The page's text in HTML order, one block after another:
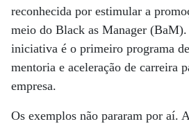
reconhecida por estimular a
meio do Black as Manager
iniciativa é o primeiro programa
mentoria e aceleração de carreira
empresa.
Os exemplos não pararam por aí.